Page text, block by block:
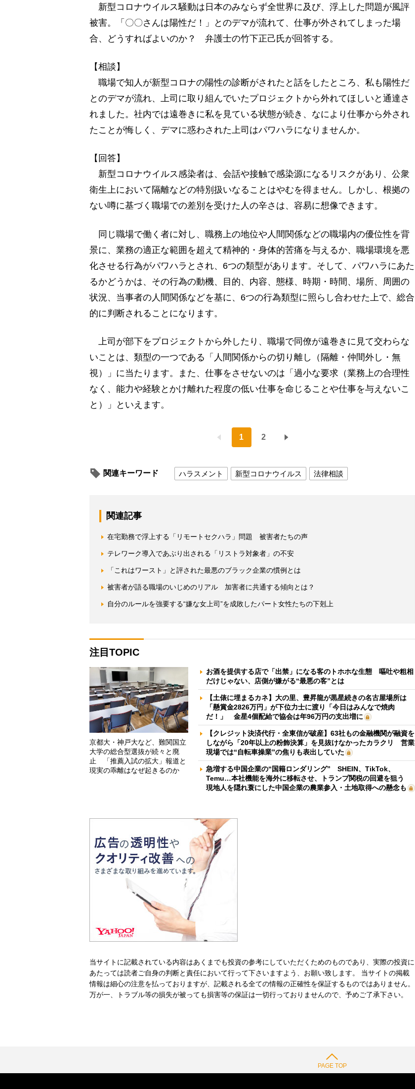
新型コロナウイルス騒動は日本のみならず全世界に及び、浮上した問題が風評
被害。「〇〇さんは陽性だ！」とのデマが流れて、仕事が外されてしまった場
合、どうすればよいのか？ 弁護士の竹下正己氏が回答する。
【相談】
職場で知人が新型コロナの陽性の診断がされたと話をしたところ、私も陽性だ
とのデマが流れ、上司に取り組んでいたプロジェクトから外れてほしいと通達さ
れました。社内では遠巻きに私を見ている状態が続き、なにより仕事から外され
たことが悔しく、デマに惑わされた上司はパワハラになりませんか。
【回答】
新型コロナウイルス感染者は、会話や接触で感染源になるリスクがあり、公衆
衛生上において隔離などの特別扱いなることはやむを得ません。しかし、根拠の
ない噂に基づく職場での差別を受けた人の辛さは、容易に想像できます。
同じ職場で働く者に対し、職務上の地位や人間関係などの職場内の優位性を背
景に、業務の適正な範囲を超えて精神的・身体的苦痛を与えるか、職場環境を悪
化させる行為がパワハラとされ、6つの類型があります。そして、パワハラにあた
るかどうかは、その行為の動機、目的、内容、態様、時期・時間、場所、周囲の
状況、当事者の人間関係などを基に、6つの行為類型に照らし合わせた上で、総合
的に判断されることになります。
上司が部下をプロジェクトから外したり、職場で同僚が遠巻きに見て交わらな
いことは、類型の一つである「人間関係からの切り離し（隔離・仲間外し・無
視）」に当たります。また、仕事をさせないのは「過小な要求（業務上の合理性
なく、能力や経験とかけ離れた程度の低い仕事を命じることや仕事を与えないこ
と）」といえます。
1 2
関連キーワード ハラスメント 新型コロナウイルス 法律相談
関連記事
在宅勤務で浮上する「リモートセクハラ」問題 被害者たちの声
テレワーク導入であぶり出される「リストラ対象者」の不安
「これはワースト」と評された最悪のブラック企業の慣例とは
被害者が語る職場のいじめのリアル 加害者に共通する傾向とは？
自分のルールを強要する“嫌な女上司”を成敗したパート女性たちの下剋上
注目TOPIC
京都大・神戸大など、難関国立
大学の総合型選抜が続々と廃
止 「推薦入試の拡大」報道と
現実の乖離はなぜ起きるのか
お酒を提供する店で「出禁」になる客のトホホな生態 嘔吐や粗相
だけじゃない、店側が嫌がる“最悪の客”とは
【土俵に埋まるカネ】大の里、豊昇龍が黒星続きの名古屋場所は
「懸賞金2826万円」が下位力士に渡り「今日はみんなで焼肉
だ！」 金星4個配給で協会は年96万円の支出増に
【クレジット決済代行・全東信が破産】63社もの金融機関が融資を
しながら「20年以上の粉飾決算」を見抜けなかったカラクリ 営業
現場では“自転車操業”の焦りも表出していた
急増する中国企業の“国籍ロンダリング” SHEIN、TikTok、
Temu…本社機能を海外に移転させ、トランプ関税の回避を狙う
現地人を隠れ蓑にした中国企業の農業参入・土地取得への懸念も
当サイトに記載されている内容はあくまでも投資の参考にしていただくためのものであり、実際の投資に
あたっては読者ご自身の判断と責任において行って下さいますよう、お願い致します。 当サイトの掲載
情報は細心の注意を払っておりますが、記載される全ての情報の正確性を保証するものではありません。
万が一、トラブル等の損失が被っても損害等の保証は一切行っておりませんので、予めご了承下さい。
PAGE TOP